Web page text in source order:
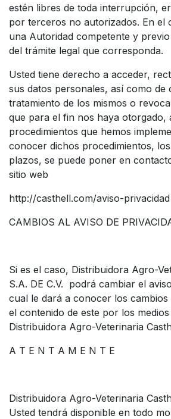
estén libres de toda interrupción,
por terceros no autorizados. En el
una Autoridad competente y
del trámite legal que corresponda.
Usted tiene derecho a acceder,
sus datos personales, así como de
tratamiento de los mismos o
que para el fin nos haya otorgado,
procedimientos que hemos
conocer dichos procedimientos,
plazos, se puede poner en
sitio web
http://casthell.com/aviso-
CAMBIOS AL AVISO DE
Si es el caso, Distribuidora Agro-
S.A. DE C.V. podrá cambiar el
cual le dará a conocer los
el contenido de este por los
Distribuidora Agro-Veterinaria
A T E N T A M E N T E
Distribuidora Agro-Veterinaria
Usted tendrá disponible en todo